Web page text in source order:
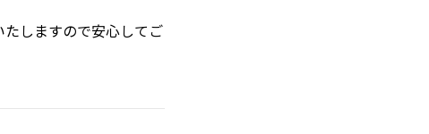
しますので安心してご